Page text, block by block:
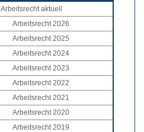
Arbeitsrecht aktuell
Arbeitsrecht 2026
Arbeitsrecht 2025
Arbeitsrecht 2024
Arbeitsrecht 2023
Arbeitsrecht 2022
Arbeitsrecht 2021
Arbeitsrecht 2020
Arbeitsrecht 2019